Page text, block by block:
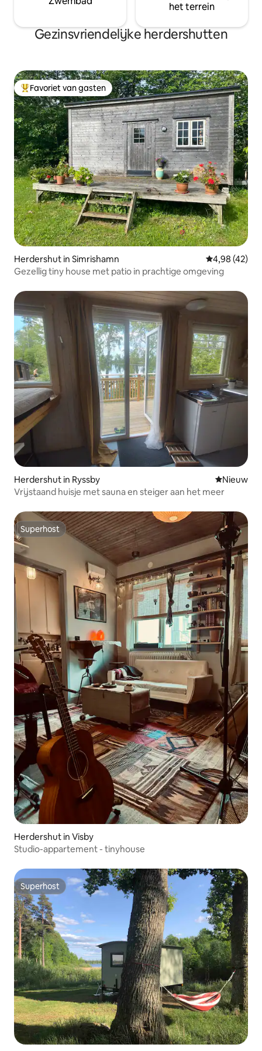
het terrein
Gezinsvriendelijke herdershutten
Topfavoriet van gasten
Favoriet van gasten
Herdershut in Simrishamn Gemiddelde
4,98 (42)
Gezellig tiny house met patio in prachtige omgeving
Herdershut in Ryssby Nieuwe
Nieuw
Vrijstaand huisje met sauna en steiger aan het meer
Superhost
Superhost
Herdershut in Visby
Studio-appartement - tinyhouse
Superhost
Superhost